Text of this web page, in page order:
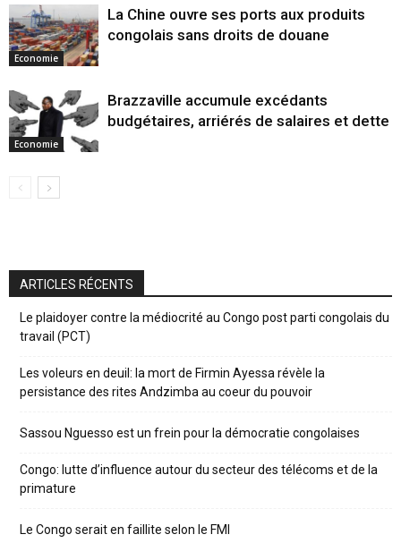
Economie
La Chine ouvre ses ports aux produits
congolais sans droits de douane
Economie
Brazzaville accumule excédants
budgétaires, arriérés de salaires et dette
ARTICLES RÉCENTS
Le plaidoyer contre la médiocrité au Congo post parti congolais du
travail (PCT)
Les voleurs en deuil: la mort de Firmin Ayessa révèle la
persistance des rites Andzimba au coeur du pouvoir
Sassou Nguesso est un frein pour la démocratie congolaises
Congo: lutte d’influence autour du secteur des télécoms et de la
primature
Le Congo serait en faillite selon le FMI